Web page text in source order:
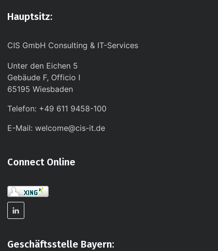
Hauptsitz:
CIS GmbH Consulting & IT-Services
Unter den Eichen 5
Gebäude F, Officio I
65195 Wiesbaden
Telefon: +49 611 9458-100
E-Mail: welcome@cis-it.de
Connect Online
Geschäftsstelle Bayern: